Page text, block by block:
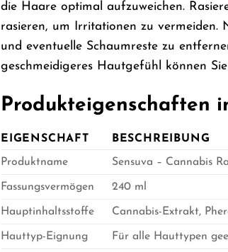
die Haare optimal aufzuweichen.
rasieren, um Irritationen zu vermeiden.
und eventuelle Schaumreste zu
geschmeidigeres Hautgefühl können
Produkteigenschaften
EIGENSCHAFT BESCHREIBUNG
Produktname Sensuva – Cannabis
Fassungsvermögen 240 ml
Hauptinhaltsstoffe Cannabis-Extrakt,
Hauttyp-Eignung Für alle Hauttypen